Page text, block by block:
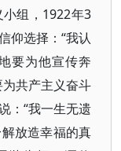
组，1922年3
仰选择：“我认
要为他宣传奔
共产主义奋斗
：“我一生无遗
放造幸福的真